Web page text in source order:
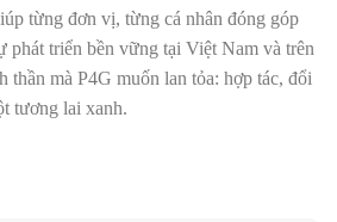
từng đơn vị, từng cá nhân đóng góp
phát triển bền vững tại Việt Nam và trên
mà P4G muốn lan tỏa: hợp tác, đổi
tương lai xanh.